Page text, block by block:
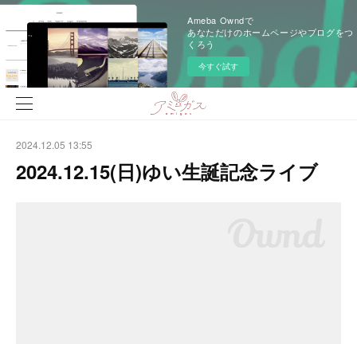
Ameba Owndで
あなただけのホームページやブログをつ
くろう
今すぐ試す
2024.12.05 13:55
2024.12.15(日)ゆい生誕記念ライブ